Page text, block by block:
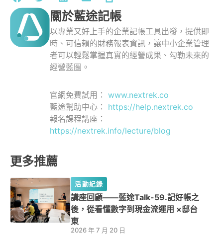
關於藍途記帳
以專業又好上手的企業記帳工具出發，提供即
時、可信賴的財務報表資訊，讓中小企業管理
者可以輕鬆掌握真實的經營成果、勾勒未來的
經營藍圖。
官網免費試用： www.nextrek.co
藍途幫助中心： https://help.nextrek.co
報名課程講座：
https://nextrek.info/lecture/blog
更多推薦
活動紀錄
講座回顧——藍途Talk-59.記好帳之
後，從看懂數字到現金流運用 ×邸台
東
2026 年 7 月 20 日